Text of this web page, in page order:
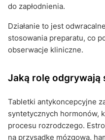
do zapłodnienia.
Działanie to jest
stosowania preparatu, co
obserwacje kliniczne.
Jaką rolę odgrywają
Tabletki antykoncepcyjne
syntetycznych hormonów,
procesu rozrodczego.
na przysadkę mózgową,